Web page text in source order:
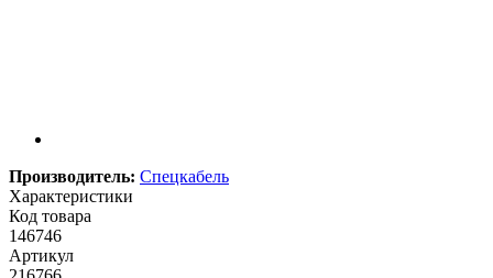
Производитель: Спецкабель
Характеристики
Код товара
146746
Артикул